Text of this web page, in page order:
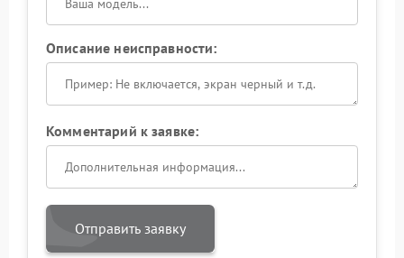
Описание неисправности:
Комментарий к заявке:
Отправить заявку